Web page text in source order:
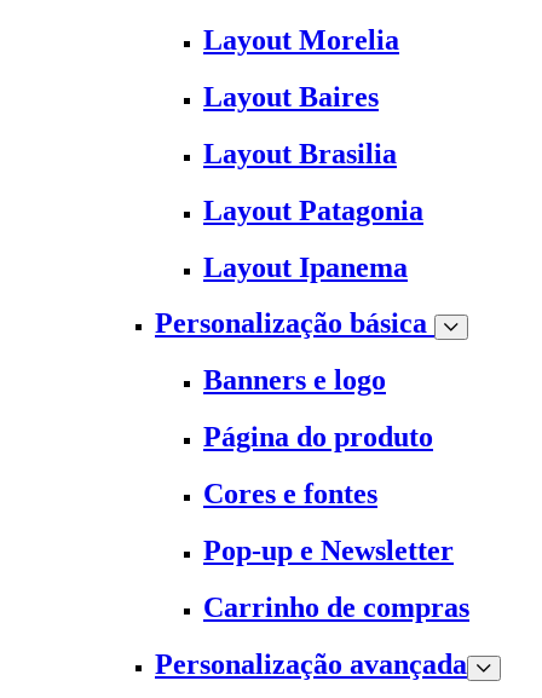
Layout Morelia
Layout Baires
Layout Brasilia
Layout Patagonia
Layout Ipanema
Personalização básica
Banners e logo
Página do produto
Cores e fontes
Pop-up e Newsletter
Carrinho de compras
Personalização avançada